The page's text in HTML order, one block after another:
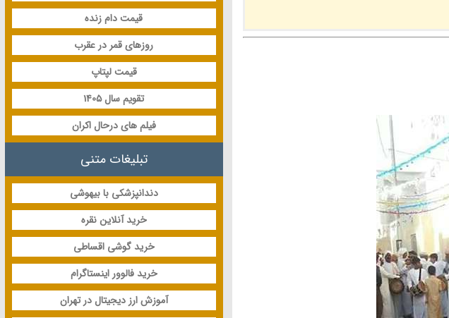
قیمت دام زنده
روزهای قمر در عقرب
قیمت لپتاپ
تقویم سال 1405
فیلم های درحال اکران
تبلیغات متنی
دندانپزشکی با بیهوشی
خرید آنلاین نقره
خرید گوشی اقساطی
خرید فالوور اینستاگرام
آموزش ارز دیجیتال در تهران